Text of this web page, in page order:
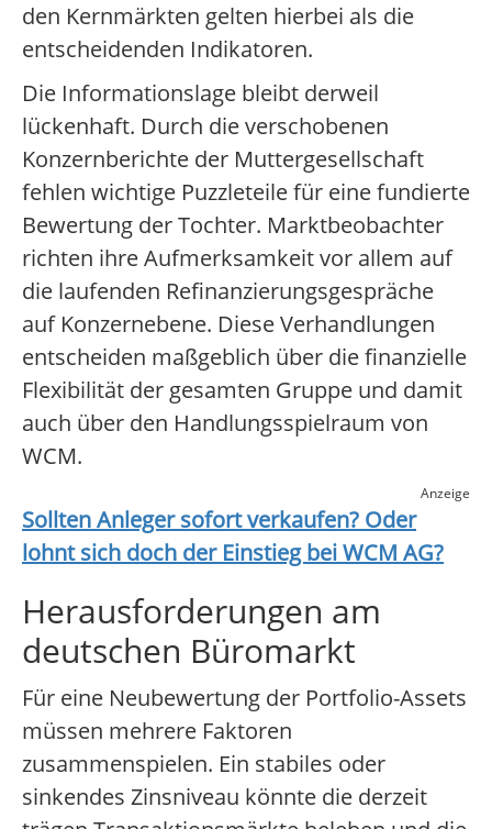
den Kernmärkten gelten hierbei als die
entscheidenden Indikatoren.
Die Informationslage bleibt derweil
lückenhaft. Durch die verschobenen
Konzernberichte der Muttergesellschaft
fehlen wichtige Puzzleteile für eine fundierte
Bewertung der Tochter. Marktbeobachter
richten ihre Aufmerksamkeit vor allem auf
die laufenden Refinanzierungsgespräche
auf Konzernebene. Diese Verhandlungen
entscheiden maßgeblich über die finanzielle
Flexibilität der gesamten Gruppe und damit
auch über den Handlungsspielraum von
WCM.
Anzeige
Sollten Anleger sofort verkaufen? Oder
lohnt sich doch der Einstieg beiWCM AG?
Herausforderungen am
deutschen Büromarkt
Für eine Neubewertung der Portfolio-Assets
müssen mehrere Faktoren
zusammenspielen. Ein stabiles oder
sinkendes Zinsniveau könnte die derzeit